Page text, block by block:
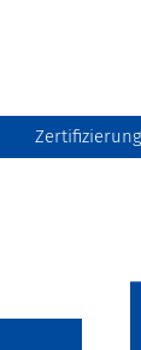
Zertifizierung